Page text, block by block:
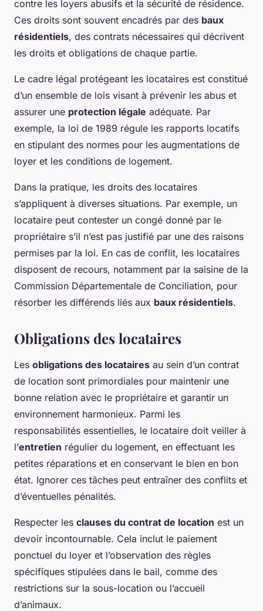
contre les loyers abusifs et la sécurité de résidence.
Ces droits sont souvent encadrés par des baux
résidentiels, des contrats nécessaires qui décrivent
les droits et obligations de chaque partie.
Le cadre légal protégeant les locataires est constitué
d’un ensemble de lois visant à prévenir les abus et
assurer une protection légale adéquate. Par
exemple, la loi de 1989 régule les rapports locatifs
en stipulant des normes pour les augmentations de
loyer et les conditions de logement.
Dans la pratique, les droits des locataires
s’appliquent à diverses situations. Par exemple, un
locataire peut contester un congé donné par le
propriétaire s’il n’est pas justifié par une des raisons
permises par la loi. En cas de conflit, les locataires
disposent de recours, notamment par la saisine de la
Commission Départementale de Conciliation, pour
résorber les différends liés aux baux résidentiels.
Obligations des locataires
Les obligations des locataires au sein d’un contrat
de location sont primordiales pour maintenir une
bonne relation avec le propriétaire et garantir un
environnement harmonieux. Parmi les
responsabilités essentielles, le locataire doit veiller à
l’entretien régulier du logement, en effectuant les
petites réparations et en conservant le bien en bon
état. Ignorer ces tâches peut entraîner des conflits et
d’éventuelles pénalités.
Respecter les clauses du contrat de location est un
devoir incontournable. Cela inclut le paiement
ponctuel du loyer et l’observation des règles
spécifiques stipulées dans le bail, comme des
restrictions sur la sous-location ou l’accueil
d’animaux.